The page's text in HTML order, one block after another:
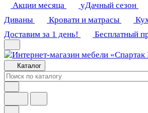
Акции месяца уДачный сезон
Диваны
Кровати и матрасы
Доставим за 1 день!
Бесплатный
Каталог